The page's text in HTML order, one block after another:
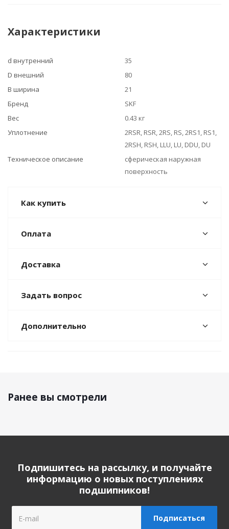
Характеристики
d внутренний
35
D внешний
80
B ширина
21
Бренд
SKF
Вес
0.43 кг
Уплотнение
2RSR, RSR, 2RS, RS, 2RS1, RS1,
2RSH, RSH, LLU, LU, DDU, DU
Техническое описание
сферическая наружная
поверхность
Как купить
Оплата
Доставка
Задать вопрос
Дополнительно
Ранее вы смотрели
Подпишитесь на рассылку, и получайте
информацию о новых поступлениях
подшипников!